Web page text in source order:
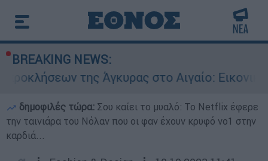
BREAKING NEWS:
της Άγκυρας στο Αιγαίο: Εικονική
δημοφιλές τώρα: Σου καίει το μυαλό: Το Netflix έφερε
την ταινιάρα του Νόλαν που οι φαν έχουν κρυφό νο1 στην
καρδιά...